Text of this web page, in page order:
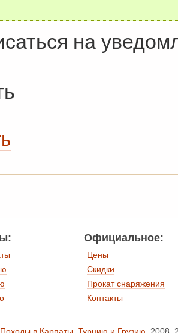
на
Официальное:
Цены
Скидки
Прокат снаряжения
Контакты